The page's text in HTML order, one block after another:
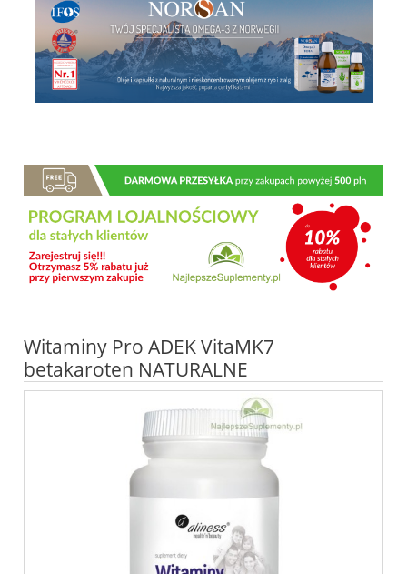
Witaminy Pro ADEK VitaMK7
betakaroten NATURALNE